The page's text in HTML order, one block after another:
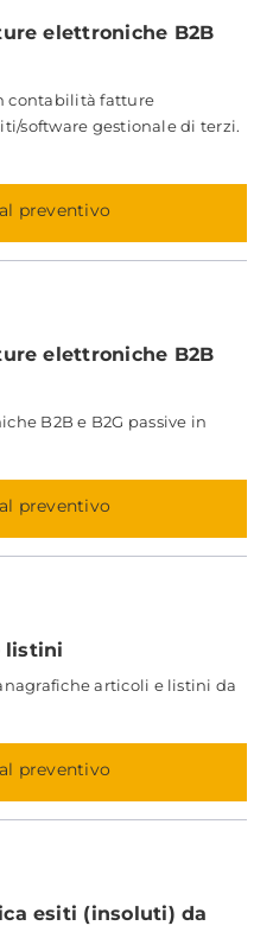
elettroniche B2B
contabilità fatture
software gestionale di terzi.
preventivo
elettroniche B2B
B2B e B2G passive in
preventivo
listini
articoli e listini da
preventivo
esiti (insoluti) da